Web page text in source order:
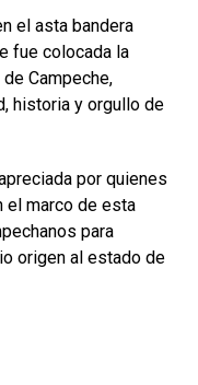
el asta bandera
fue colocada la
Campeche,
historia y orgullo de
por quienes
el marco de esta
para
origen al estado de